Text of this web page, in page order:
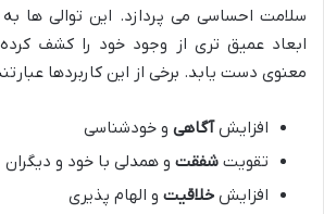
سلامت احساسی می پردازد. این توالی ها
ابعاد عمیق تری از وجود خود را کشف
معنوی دست یابد. برخی از این کاربردها
افزایشآگاهی و خودشناسی
تقویت شفقت و همدلی با خود و دیگران
افزایش خلاقیت و الهام پذیری